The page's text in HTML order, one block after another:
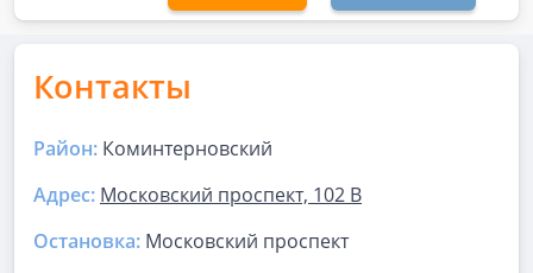
Контакты
Район: Коминтерновский
Адрес: Московский проспект, 102 В
Остановка: Московский проспект